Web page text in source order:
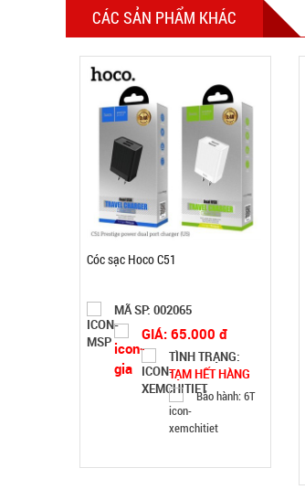
CÁC SẢN PHẨM KHÁC
Cóc sạc Hoco C51
MÃ SP: 002065
GIÁ: 65.000 đ
TÌNH TRẠNG:
TẠM HẾT HÀNG
Bảo hành: 6T